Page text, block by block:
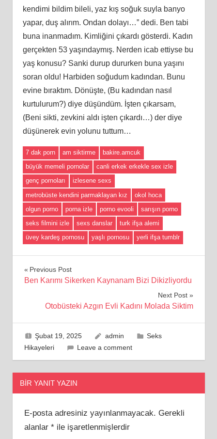
kendimi bildim bileli, yaz kış soğuk suyla banyo
yapar, duş alırım. Ondan dolayı…” dedi. Ben tabi
buna inanmadım. Kimliğini çıkardı gösterdi. Kadın
gerçekten 53 yaşındaymış. Nerden icab ettiyse bu
yaş konusu? Sanki durup dururken buna yaşını
soran oldu! Harbiden soğudum kadından. Bunu
evine bıraktım. Dönüşte, (Bu kadından nasıl
kurtulurum?) diye düşündüm. İşten çıkarsam,
(Beni sikti, zevkini aldı işten çıkardı…) der diye
düşünerek evin yolunu tuttum…
7 dak porn am siktirme
bakire.amcuk
büyük memeli pornolar
canli erkek erkekle sex izle
genç pornoları
izlesene sexs
metrobüste kendini parmaklayan kız
okol hoca
olgun porno
porna izle porno evooli
sarışın porno
seks filmini izle
sexs danslar
turk ifşa alemi
üvey kardeş pornosu
yaşlı pornosu yerli ifşa tumblr
Yazı
Previous Post
Ben Karımı Sikerken Kaynanam Bizi Dikizliyordu
Next Post
Otobüsteki Azgın Evli Kadını Molada Siktim
Şubat 19, 2025 admin
Seks
Hikayeleri
Leave a comment
BIR YANIT YAZIN
E-posta adresiniz yayınlanmayacak. Gerekli
alanlar *ile işaretlenmişlerdir